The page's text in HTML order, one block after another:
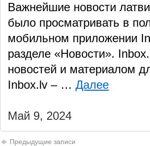
Важнейшие новости
было просматривать в
мобильном приложении
разделе «Новости».
новостей и материалом
Inbox.lv – … Далее
Май 9, 2024
Предыдущие записи